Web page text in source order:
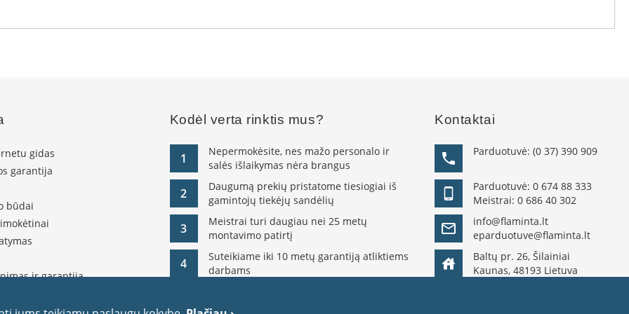
gidas
garantija
būdai
ir garantija
Kodėl verta rinktis mus?
1
Nepermokėsite, nes mažo personalo ir
salės išlaikymas nėra brangus
2
Daugumą prekių pristatome tiesiogiai iš
gamintojų tiekėjų sandėlių
3
Meistrai turi daugiau nei 25 metų
montavimo patirtį
4
Suteikiame iki 10 metų garantiją atliktiems
darbams
Kontaktai
Parduotuvė:(0 37) 390 909
Parduotuvė:0 674 88 333
Meistrai:0 686 40 302
info@flaminta.lt
eparduotuve@flaminta.lt
Baltų pr. 26, Šilainiai
Kaunas, 48193 Lietuva